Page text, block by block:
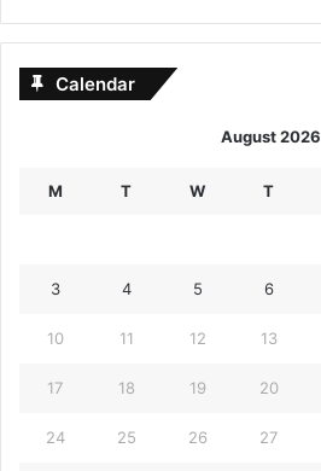
Calendar
August 2026
M T W T
3 4 5 6
10 11 12 13
17 18 19 20
24 25 26 27